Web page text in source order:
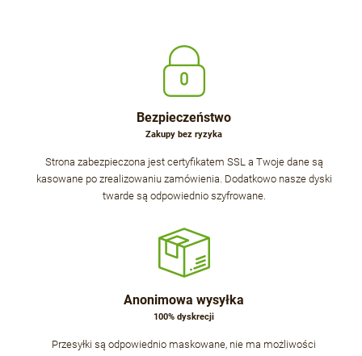
Bezpieczeństwo
Zakupy bez ryzyka
Strona zabezpieczona jest certyfikatem SSL a Twoje dane są
kasowane po zrealizowaniu zamówienia. Dodatkowo nasze dyski
twarde są odpowiednio szyfrowane.
Anonimowa wysyłka
100% dyskrecji
Przesyłki są odpowiednio maskowane, nie ma możliwości